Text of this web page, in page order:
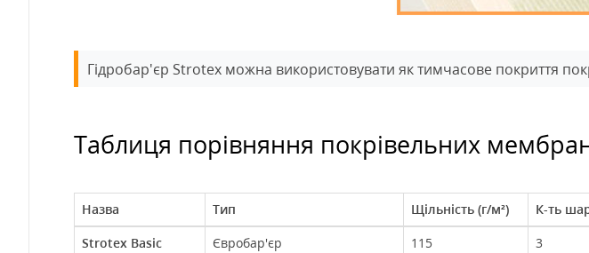
Гідробар'єр Strotex можна використовувати як тимчасове покриття
Таблиця порівняння покрівельних
Назва Тип Щільність (г/м²) К-ть
Strotex Basic
Євробар'єр 115 3